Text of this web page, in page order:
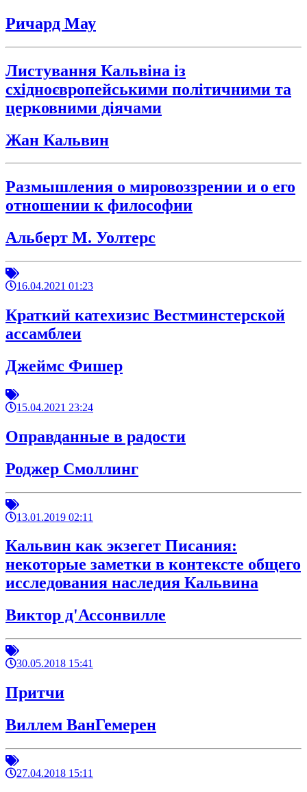
Ричард Мау
Листування Кальвіна із
східноєвропейськими політичними та
церковними діячами
Жан Кальвин
Размышления о мировоззрении и о его
отношении к философии
Альберт М. Уолтерс
16.04.2021 01:23
Краткий катехизис Вестминстерской
ассамблеи
Джеймс Фишер
15.04.2021 23:24
Оправданные в радости
Роджер Смоллинг
13.01.2019 02:11
Кальвин как экзегет Писания:
некоторые заметки в контексте общего
исследования наследия Кальвина
Виктор д'Ассонвилле
30.05.2018 15:41
Притчи
Виллем ВанГемерен
27.04.2018 15:11